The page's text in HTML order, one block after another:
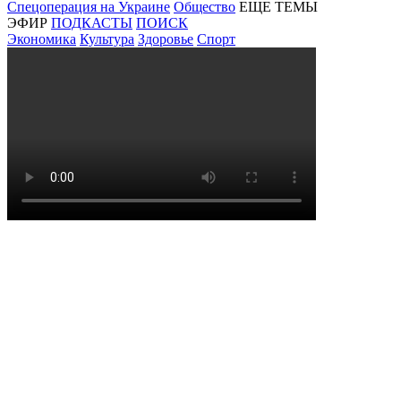
Спецоперация на Украине Общество ЕЩЕ ТЕМЫ
ЭФИР ПОДКАСТЫ ПОИСК
Экономика Культура Здоровье Спорт